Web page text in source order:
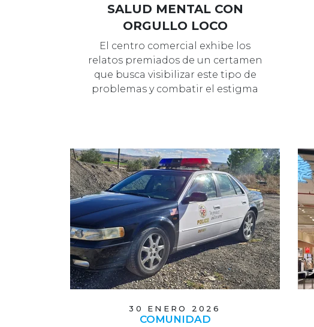
SALUD MENTAL CON
ORGULLO LOCO
El centro comercial exhibe los
relatos premiados de un certamen
que busca visibilizar este tipo de
problemas y combatir el estigma
30 ENERO 2026
COMUNIDAD